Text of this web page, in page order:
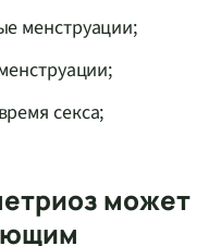
менструации;
секса;
может